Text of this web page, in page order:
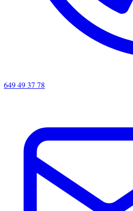
649 49 37 78